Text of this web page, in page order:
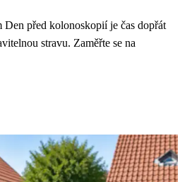
Den před kolonoskopií je čas dopřát
stravu. Zaměřte se na